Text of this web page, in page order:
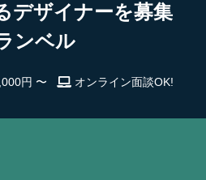
デザイナーを募集
ンベル
円 〜 オンライン面談OK!